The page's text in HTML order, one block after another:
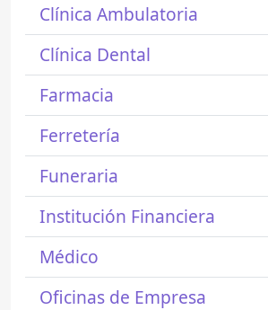
Clínica Ambulatoria
Clínica Dental
Farmacia
Ferretería
Funeraria
Institución Financiera
Médico
Oficinas de Empresa